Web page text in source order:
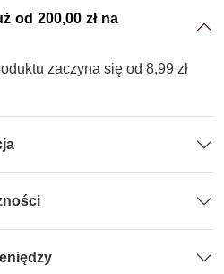
od 200,00 zł na
zaczyna się od 8,99 zł